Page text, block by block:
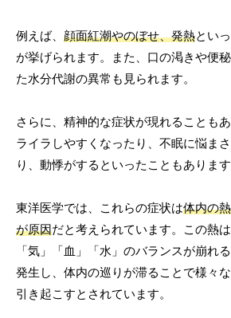
例えば、顔面紅潮やのぼせ、発熱とい
が挙げられます。また、口の渇きや便
た水分代謝の異常も見られます。
さらに、精神的な症状が現れることも
ライラしやすくなったり、不眠に悩ま
り、動悸がするといったこともあります
東洋医学では、これらの症状は体内の
が原因だと考えられています。この熱は
「気」「血」「水」のバランスが崩れ
発生し、体内の巡りが滞ることで様々
引き起こすとされています。